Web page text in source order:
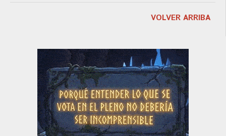
VOLVER ARRIBA